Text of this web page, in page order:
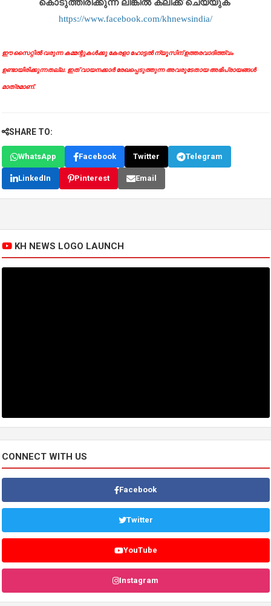
കൊടുത്തിരിക്കുന്ന ലിങ്കിൽ ക്ലിക്ക് ചെയ്യുക
https://www.facebook.com/khnewsindia/
ഈ സൈറ്റിൽ വരുന്ന കമ്മന്റുകൾക്കു കേരളാ ഹോട്ടൽ ന്യൂസിന് ഉത്തരവാദിത്ത്വം
ഉണ്ടായിരിക്കുന്നതല്ല. ഇത് വായനക്കാർ രേഖപ്പെടുത്തുന്ന അവരുടേതായ അഭിപ്രായങ്ങൾ
മാത്രമാണ്.
SHARE TO:
WhatsApp Facebook Twitter Telegram
LinkedIn Pinterest Email
KH NEWS LOGO LAUNCH
CONNECT WITH US
Facebook
Twitter
YouTube
Instagram